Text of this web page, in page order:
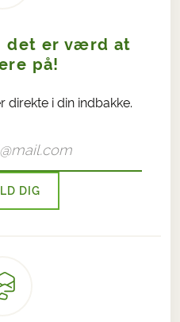
det er værd at
på!
direkte i din indbakke.
DIG